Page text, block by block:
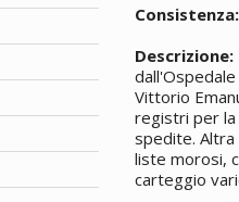
Consistenza:
Descrizione:
Vittorio
registri per la
spedite.
liste morosi,
carteggio